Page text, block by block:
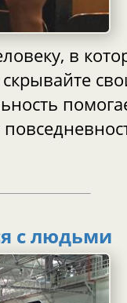
в
от
с людьми